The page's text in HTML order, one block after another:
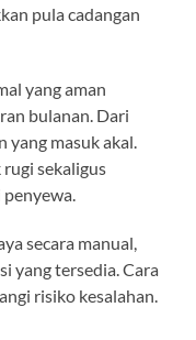
pula cadangan
yang aman
bulanan. Dari
yang masuk akal.
sekaligus
secara manual,
yang tersedia. Cara
risiko kesalahan.